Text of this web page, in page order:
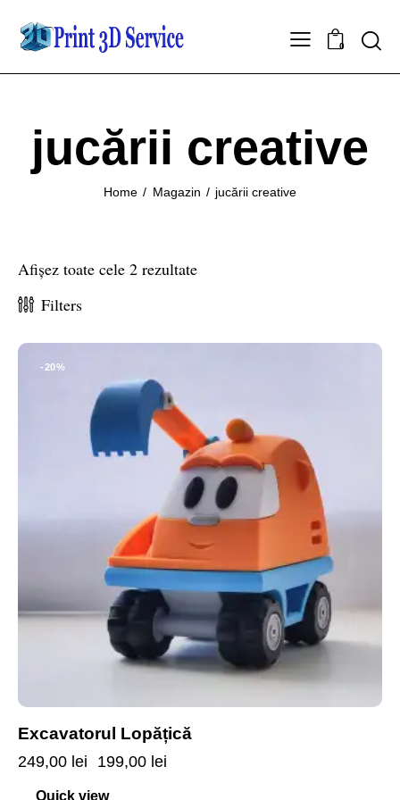
0
jucării creative
Home Magazin jucării creative
Afișez toate cele 2 rezultate
Filters
-20%
Excavatorul Lopățică
249,00 lei 199,00 lei
Quick view